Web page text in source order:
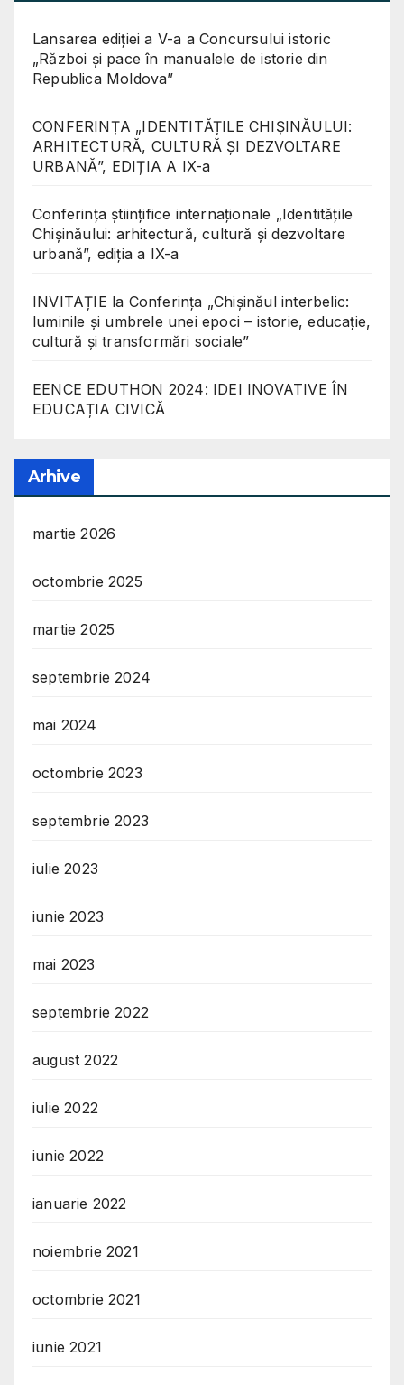
Lansarea ediției a V-a a Concursului istoric
„Război și pace în manualele de istorie din
Republica Moldova”
CONFERINȚA „IDENTITĂȚILE CHIȘINĂULUI:
ARHITECTURĂ, CULTURĂ ȘI DEZVOLTARE
URBANĂ”, EDIȚIA A IX-a
Conferinţa științifice internaționale „Identitățile
Chișinăului: arhitectură, cultură și dezvoltare
urbană”, ediția a IX-a
INVITAȚIE la Conferința „Chișinăul interbelic:
luminile și umbrele unei epoci – istorie, educație,
cultură și transformări sociale”
EENCE EDUTHON 2024: IDEI INOVATIVE ÎN
EDUCAȚIA CIVICĂ
Arhive
martie 2026
octombrie 2025
martie 2025
septembrie 2024
mai 2024
octombrie 2023
septembrie 2023
iulie 2023
iunie 2023
mai 2023
septembrie 2022
august 2022
iulie 2022
iunie 2022
ianuarie 2022
noiembrie 2021
octombrie 2021
iunie 2021